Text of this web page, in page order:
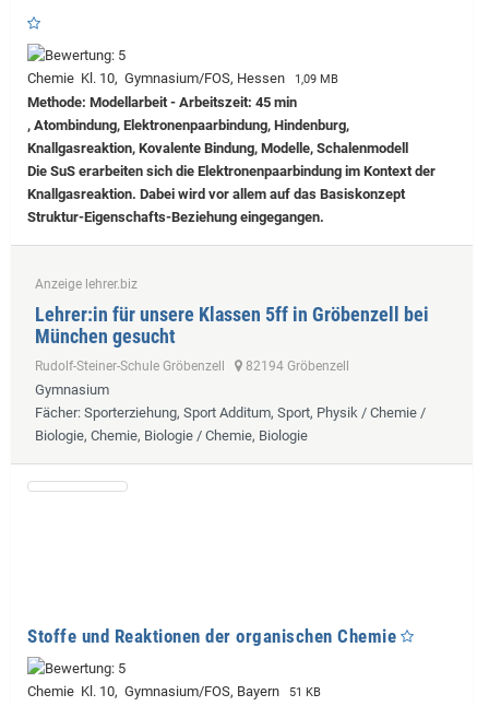
Chemie Kl. 10, Gymnasium/FOS, Hessen 1,09 MB
Methode: Modellarbeit - Arbeitszeit: 45 min
, Atombindung, Elektronenpaarbindung, Hindenburg,
Knallgasreaktion, Kovalente Bindung, Modelle, Schalenmodell
Die SuS erarbeiten sich die Elektronenpaarbindung im Kontext der
Knallgasreaktion. Dabei wird vor allem auf das Basiskonzept
Struktur-Eigenschafts-Beziehung eingegangen.
Anzeige lehrer.biz
Lehrer:in für unsere Klassen 5ff in Gröbenzell bei
München gesucht
Rudolf-Steiner-Schule Gröbenzell 82194 Gröbenzell
Gymnasium
Fächer: Sporterziehung, Sport Additum, Sport, Physik / Chemie /
Biologie, Chemie, Biologie / Chemie, Biologie
Stoffe und Reaktionen der organischen Chemie
Chemie Kl. 10, Gymnasium/FOS, Bayern 51 KB